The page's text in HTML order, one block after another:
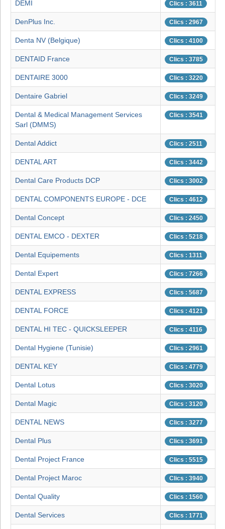
DEMI Clics : 3611
DenPlus Inc. Clics : 2967
Denta NV (Belgique) Clics : 4100
DENTAID France Clics : 3785
DENTAIRE 3000 Clics : 3220
Dentaire Gabriel Clics : 3249
Dental & Medical Management Services
Sarl (DMMS)
Clics : 3541
Dental Addict Clics : 2511
DENTAL ART Clics : 3442
Dental Care Products DCP Clics : 3002
DENTAL COMPONENTS EUROPE - DCE Clics : 4612
Dental Concept Clics : 2450
DENTAL EMCO - DEXTER Clics : 5218
Dental Equipements Clics : 1311
Dental Expert Clics : 7266
DENTAL EXPRESS Clics : 5687
DENTAL FORCE Clics : 4121
DENTAL HI TEC - QUICKSLEEPER Clics : 4116
Dental Hygiene (Tunisie) Clics : 2961
DENTAL KEY Clics : 4779
Dental Lotus Clics : 3020
Dental Magic Clics : 3120
DENTAL NEWS Clics : 3277
Dental Plus Clics : 3691
Dental Project France Clics : 5515
Dental Project Maroc Clics : 3940
Dental Quality Clics : 1560
Dental Services Clics : 1771